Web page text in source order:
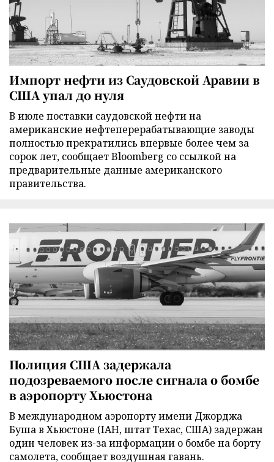
Импорт нефти из Саудовской Аравии в
США упал до нуля
В июле поставки саудовской нефти на
американские нефтеперерабатывающие заводы
полностью прекратились впервые более чем за
сорок лет, сообщает Bloomberg со ссылкой на
предварительные данные американского
правительства.
Полиция США задержала
подозреваемого после сигнала о бомбе
в аэропорту Хьюстона
В международном аэропорту имени Джорджа
Буша в Хьюстоне (IAH, штат Техас, США) задержан
один человек из-за информации о бомбе на борту
самолета, сообщает воздушная гавань.